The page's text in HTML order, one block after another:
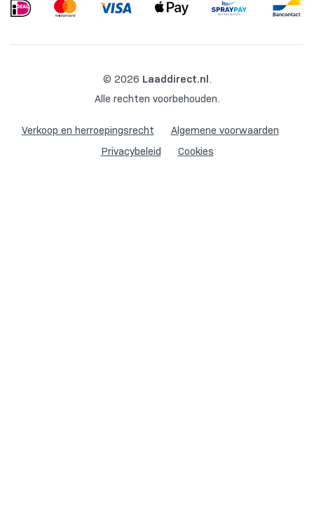
© 2026 Laaddirect.nl.
Alle rechten voorbehouden.
Verkoop en herroepingsrecht
Algemene voorwaarden
Privacybeleid
Cookies